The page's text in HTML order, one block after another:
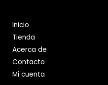
Inicio
Tienda
Acerca de
Contacto
Mi cuenta